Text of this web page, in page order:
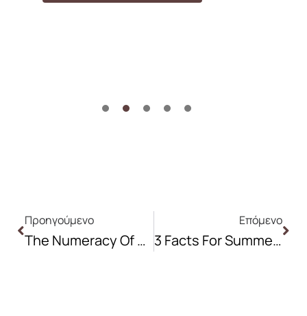
Προηγούμενο
The Numeracy Of Aesthetics
Επόμενο
3 Facts For Summer Treatments